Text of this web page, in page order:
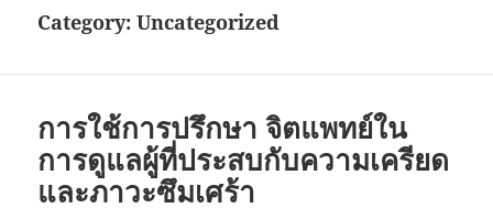
Category:Uncategorized
การใช้การปรึกษา จิตแพทย์ใน
การดูแลผู้ที่ประสบกับความเครียด
และภาวะซึมเศร้า